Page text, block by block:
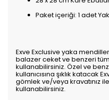
Paket içeriği: 1 adet
Exve Exclusive yaka
balazer ceket ve benzeri
kullanabilirsiniz. Özel ve
kullanıcısına şıklık katacak
gömlek ve/veya kravatınız
kullanabilirsiniz.